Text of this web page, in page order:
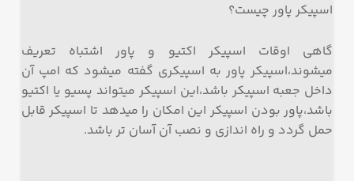
اسپیکر پاور چیست؟
گاهی اوقات اسپیکر اکتیو و پاور اشتباه تعریف
میشوند،اسپیکر پاور به اسپیکری گفته میشود که امپ آن
داخل جعبه اسپیکر باشد،این اسپیکر میتواند پسیو یا اکتیو
باشد،پاور بودن اسپیکر این امکان را میدهد تا اسپیکر قابل
حمل گردد و راه اندازی و نصب آن آسان تر باشد.